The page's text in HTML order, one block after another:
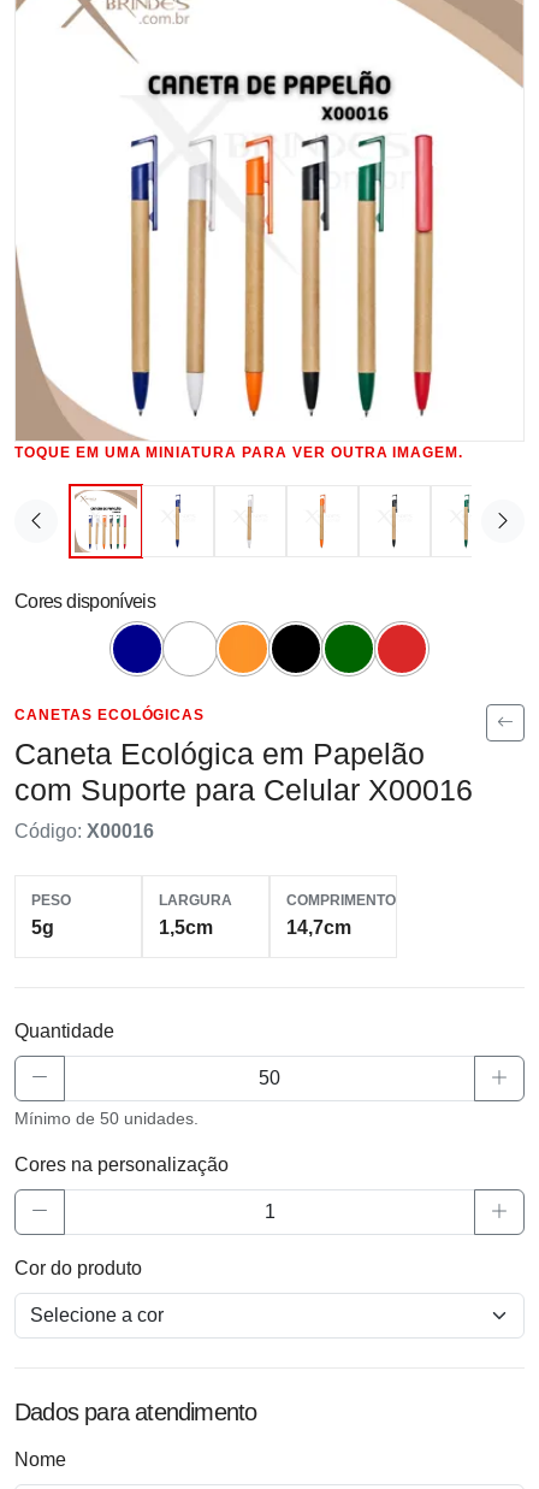
TOQUE EM UMA MINIATURA PARA VER OUTRA IMAGEM.
Cores disponíveis
CANETAS ECOLÓGICAS
Caneta Ecológica em Papelão
com Suporte para Celular X00016
Código: X00016
PESO
5g
LARGURA
1,5cm
COMPRIMENTO
14,7cm
Quantidade
Mínimo de 50 unidades.
Cores na personalização
Cor do produto
Dados para atendimento
Nome